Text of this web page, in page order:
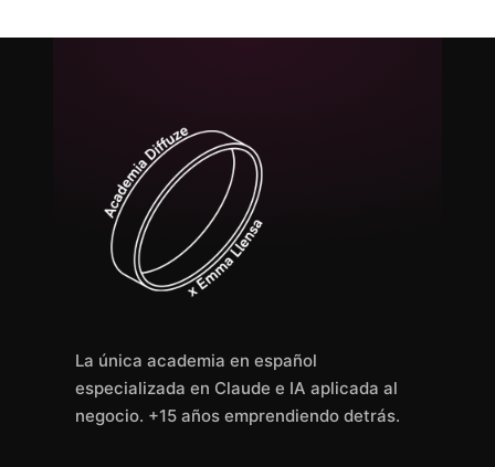
La única academia en español
especializada en Claude e IA aplicada al
negocio. +15 años emprendiendo detrás.